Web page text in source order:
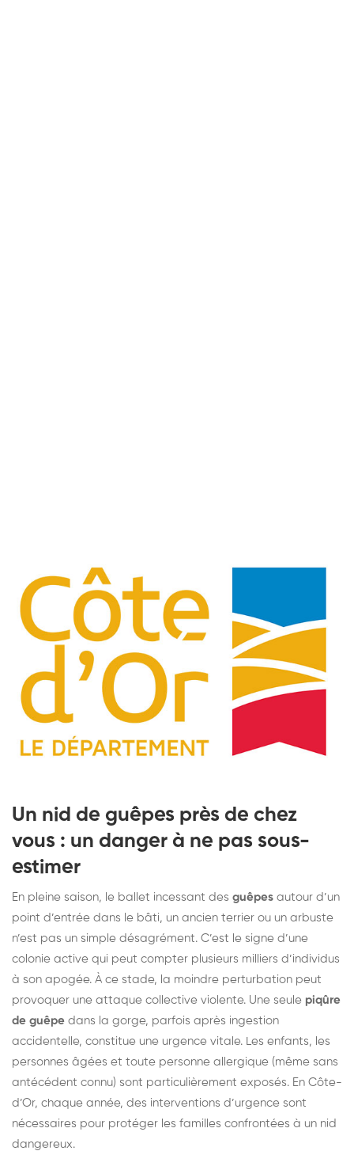
Un nid de guêpes près de chez
vous : un danger à ne pas sous-
estimer
En pleine saison, le ballet incessant des guêpes autour d’un
point d’entrée dans le bâti, un ancien terrier ou un arbuste
n’est pas un simple désagrément. C’est le signe d’une
colonie active qui peut compter plusieurs milliers d’individus
à son apogée. À ce stade, la moindre perturbation peut
provoquer une attaque collective violente. Une seule piqûre
de guêpe dans la gorge, parfois après ingestion
accidentelle, constitue une urgence vitale. Les enfants, les
personnes âgées et toute personne allergique (même sans
antécédent connu) sont particulièrement exposés. En Côte-
d’Or, chaque année, des interventions d’urgence sont
nécessaires pour protéger les familles confrontées à un nid
dangereux.